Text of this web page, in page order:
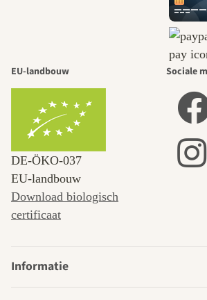
EU-landbouw
DE‑ÖKO‑037
EU-landbouw
Download biologisch
certificaat
Sociale
Informatie